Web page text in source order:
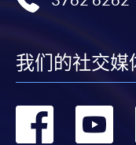
我们的社交媒
转